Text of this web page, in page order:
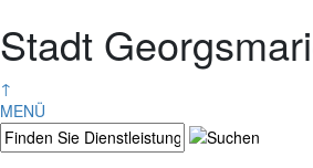
Stadt
↑
MENÜ